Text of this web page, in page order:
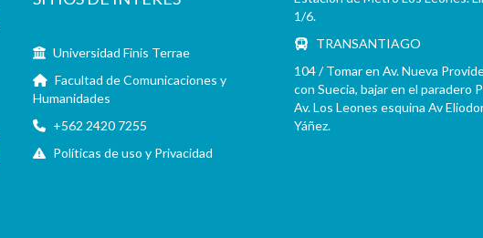
Universidad Finis Terrae
Facultad de Comunicaciones y
Humanidades
+562 2420 7255
Políticas de uso y Privacidad
1/6.
TRANSANTIAGO
104 / Tomar en Av. Nueva
con Suecia, bajar en el paradero
Av. Los Leones esquina Av
Yáñez.